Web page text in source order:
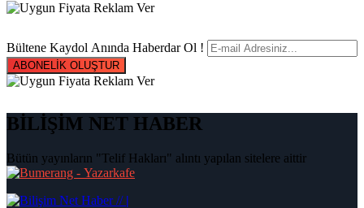
Bültene Kaydol Anında Haberdar Ol !
ABONELİK OLUŞTUR
BİLİŞİM NET HABER
Bütün yayınların "Telif Hakları" alıntı yapılan sitelere aittir
|